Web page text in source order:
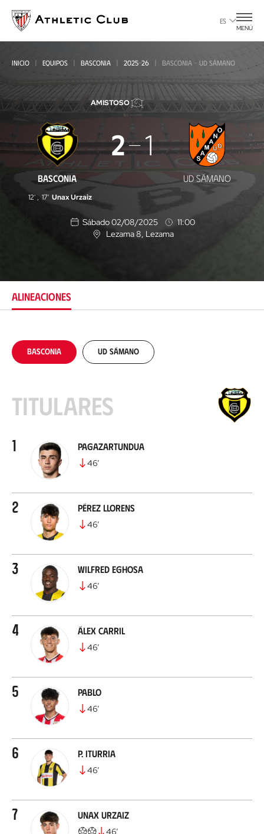
contenido
principal
ES
MENÚ
INICIO EQUIPOS BASCONIA 2025-26 BASCONIA - UD SÁMANO
AMISTOSO
Basconia
-
UD
Sámano
BASCONIA
2 1
UD SÁMANO
12' , 17' Unax Urzaiz
Sábado 02/08/2025
11:00
U
ó
Lezama 8 , Lezama
ALINEACIONES
Basconia UD Sámano
Titulares
1 Pagazartundua
46’
2 Pérez Llorens
46’
3 Wilfred Eghosa
46’
4 Álex Carril
46’
5 Pablo
46’
6 P. Iturria
46’
7 Unax Urzaiz
46’